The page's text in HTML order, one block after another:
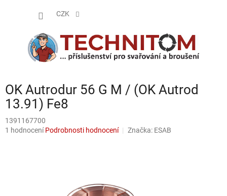
CZK
OK Autrodur 56 G M / (OK Autrod
13.91) Fe8
1391167700
Průměrné
1 hodnocení Podrobnosti hodnocení Značka: ESAB